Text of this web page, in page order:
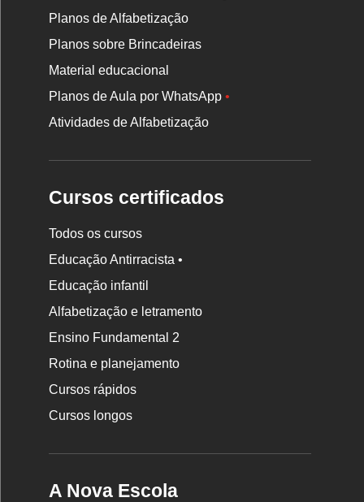
Planos de Alfabetização
Planos sobre Brincadeiras
Material educacional
Planos de Aula por WhatsApp•
Atividades de Alfabetização
Cursos certificados
Todos os cursos
Educação Antirracista •
Educação infantil
Alfabetização e letramento
Ensino Fundamental 2
Rotina e planejamento
Cursos rápidos
Cursos longos
A Nova Escola